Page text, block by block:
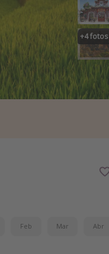
+4fotos
Feb Mar Abr